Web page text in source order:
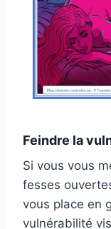
Feindre la
Si vous vous
fesses
vous place en
vulnérabilité